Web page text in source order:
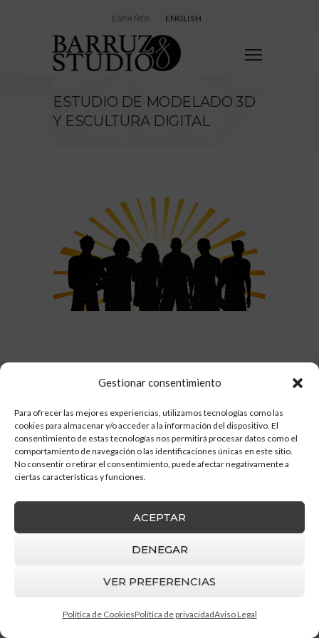
Gestionar consentimiento
Para ofrecer las mejores experiencias, utilizamos tecnologías como las
cookies para almacenar y/o acceder a la información del dispositivo. El
consentimiento de estas tecnologías nos permitirá procesar datos como el
comportamiento de navegación o las identificaciones únicas en este sitio.
No consentir o retirar el consentimiento, puede afectar negativamente a
ciertas características y funciones.
ACEPTAR
DENEGAR
VER PREFERENCIAS
Política de CookiesPolítica de privacidadAviso Legal
ESPAÑOL ENGLISH
ESTUDIO DE MODELADO 3D
Y ESCULTURA DIGITAL
© 2026 |Aviso Legal